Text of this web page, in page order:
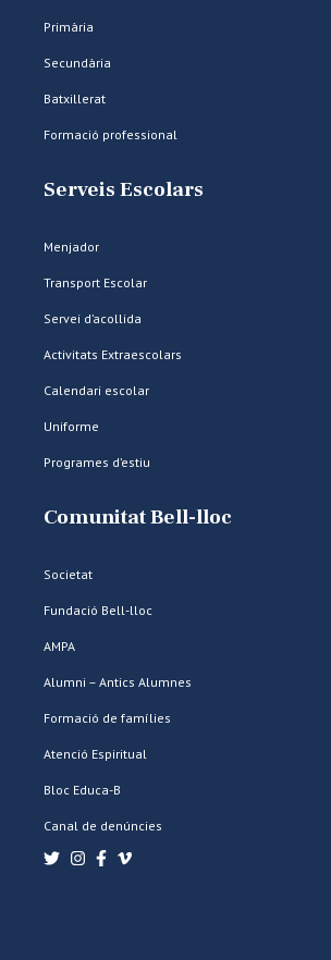
Primària
Secundària
Batxillerat
Formació professional
Serveis Escolars
Menjador
Transport Escolar
Servei d’acollida
Activitats Extraescolars
Calendari escolar
Uniforme
Programes d’estiu
Comunitat Bell-lloc
Societat
Fundació Bell-lloc
AMPA
Alumni – Antics Alumnes
Formació de famílies
Atenció Espiritual
Bloc Educa-B
Canal de denúncies